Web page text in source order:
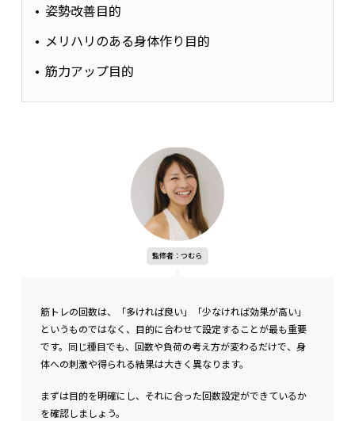
姿勢改善目的
メリハリのある身体作り目的
筋力アップ目的
監修者：つむら
筋トレの回数は、「多ければ良い」「少なければ効果が高い」
というものではなく、目的に合わせて設定することが最も重要
です。同じ種目でも、回数や負荷の考え方が変わるだけで、身
体への刺激や得られる結果は大きく異なります。
まずは目的を明確にし、それに合った回数設定ができているか
を確認しましょう。